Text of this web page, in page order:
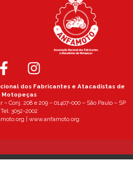
dos Fabricantes e Atacadistas de
Motopeças
Conj. 208 e 209 – 01407-000 – São Paulo – SP
Tel: 3052-2002
| www.anfamoto.org